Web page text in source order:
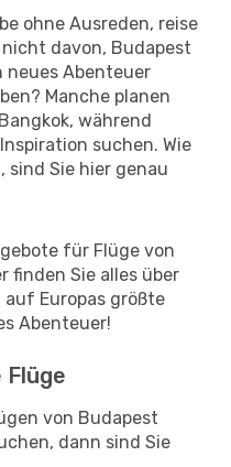
ohne Ausreden, reise
nicht davon, Budapest
neues Abenteuer
Manche planen
während
suchen. Wie
sind Sie hier genau
für Flüge von
finden Sie alles über
auf Europas größte
Abenteuer!
Flüge
von Budapest
dann sind Sie